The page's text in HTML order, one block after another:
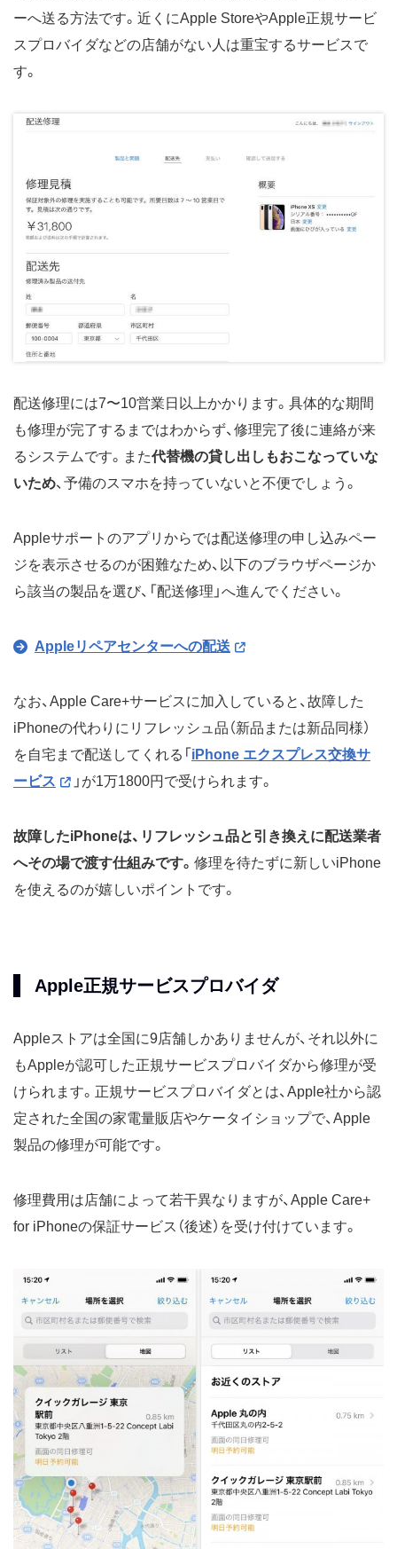
ーへ送る方法です。近くにApple StoreやApple正規サービ
スプロバイダなどの店舗がない人は重宝するサービスで
す。
配送修理には7〜10営業日以上かかります。具体的な期間
も修理が完了するまではわからず、修理完了後に連絡が来
るシステムです。また代替機の貸し出しもおこなっていな
いため、予備のスマホを持っていないと不便でしょう。
Appleサポートのアプリからでは配送修理の申し込みペー
ジを表示させるのが困難なため、以下のブラウザページか
ら該当の製品を選び、「配送修理」へ進んでください。
Appleリペアセンターへの配送
なお、Apple Care+サービスに加入していると、故障した
iPhoneの代わりにリフレッシュ品（新品または新品同様）
を自宅まで配送してくれる「 iPhone エクスプレス交換サ
ービス
」が1万1800円で受けられます。
故障したiPhoneは、リフレッシュ品と引き換えに配送業者
へその場で渡す仕組みです。 修理を待たずに新しいiPhone
を使えるのが嬉しいポイントです。
Apple正規サービスプロバイダ
Appleストアは全国に9店舗しかありませんが、それ以外に
もAppleが認可した正規サービスプロバイダから修理が受
けられます。正規サービスプロバイダとは、Apple社から認
定された全国の家電量販店やケータイショップで、Apple
製品の修理が可能です。
修理費用は店舗によって若干異なりますが、Apple Care+
for iPhoneの保証サービス（後述）を受け付けています。